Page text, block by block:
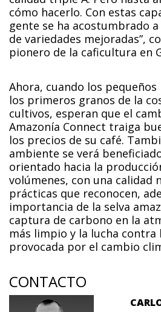
cómo hacerlo. Con estas
gente se ha acostumbrado
de variedades mejoradas”,
pionero de la caficultura en
Ahora, cuando los
los primeros granos de la
cultivos, esperan que el
Amazonía Connect traiga
los precios de su café.
ambiente se verá
orientado hacia la
volúmenes, con una calidad
prácticas que reconocen,
importancia de la selva
captura de carbono en la
más limpio y la lucha
provocada por el cambio
CONTACTO